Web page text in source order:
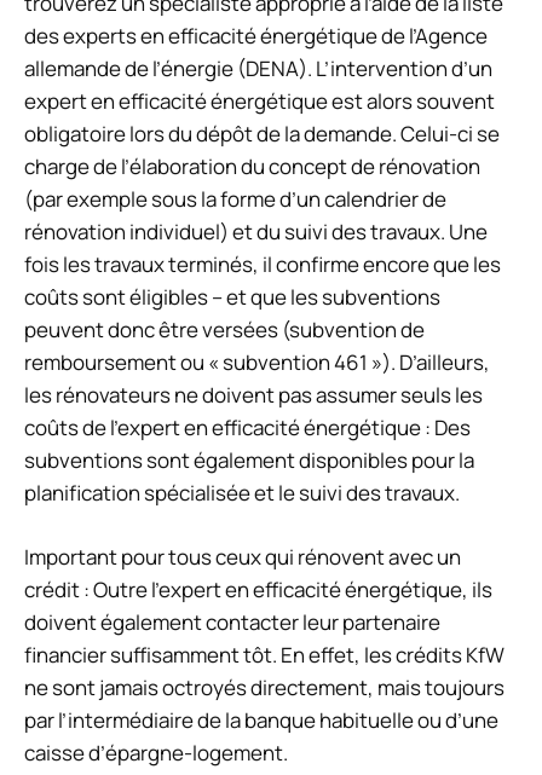
des experts en efficacité énergétique de l’Agence
allemande de l’énergie (DENA). L’intervention d’un
expert en efficacité énergétique est alors souvent
obligatoire lors du dépôt de la demande.Celui-ci se
charge de l’élaboration du concept de rénovation
(par exemple sous la forme d’un calendrier de
rénovation individuel) et du suivi des travaux. Une
fois les travaux terminés, il confirme encore que les
coûts sont éligibles – et que les subventions
peuvent donc être versées (subvention de
remboursement ou « subvention 461 »). D’ailleurs,
les rénovateurs ne doivent pas assumer seuls les
coûts de l’expert en efficacité énergétique : Des
subventions sont également disponibles pour la
planification spécialisée et le suivi des travaux.
Important pour tous ceux qui rénovent avec un
crédit : Outre l’expert en efficacité énergétique, ils
doivent également contacter leur partenaire
financier suffisamment tôt. En effet, les crédits KfW
ne sont jamais octroyés directement, mais toujours
par l’intermédiaire de la banque habituelle ou d’une
caisse d’épargne-logement.